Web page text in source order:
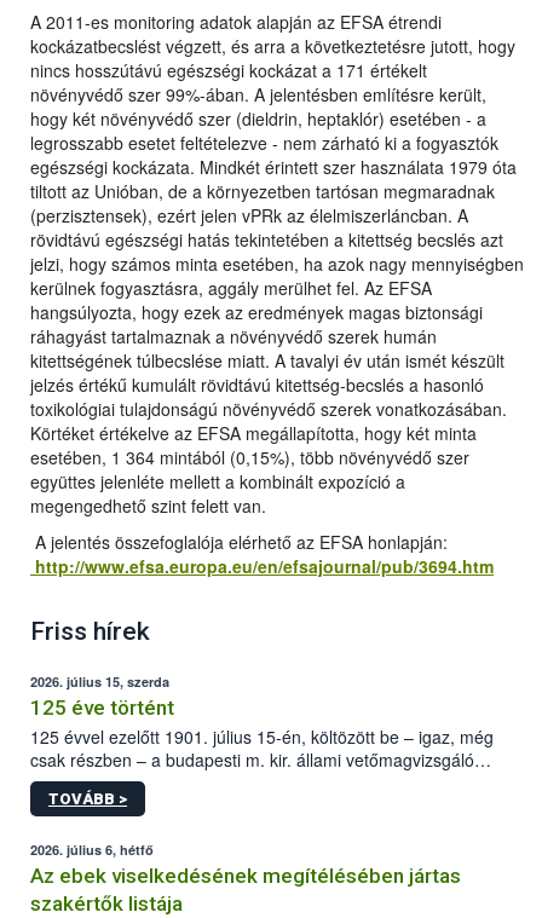
A 2011-es monitoring adatok alapján az EFSA étrendi
kockázatbecslést végzett, és arra a következtetésre jutott, hogy
nincs hosszútávú egészségi kockázat a 171 értékelt
növényvédő szer 99%-ában. A jelentésben említésre került,
hogy két növényvédő szer (dieldrin, heptaklór) esetében - a
legrosszabb esetet feltételezve - nem zárható ki a fogyasztók
egészségi kockázata. Mindkét érintett szer használata 1979 óta
tiltott az Unióban, de a környezetben tartósan megmaradnak
(perzisztensek), ezért jelen vPRk az élelmiszerláncban. A
rövidtávú egészségi hatás tekintetében a kitettség becslés azt
jelzi, hogy számos minta esetében, ha azok nagy mennyiségben
kerülnek fogyasztásra, aggály merülhet fel. Az EFSA
hangsúlyozta, hogy ezek az eredmények magas biztonsági
ráhagyást tartalmaznak a növényvédő szerek humán
kitettségének túlbecslése miatt. A tavalyi év után ismét készült
jelzés értékű kumulált rövidtávú kitettség-becslés a hasonló
toxikológiai tulajdonságú növényvédő szerek vonatkozásában.
Körtéket értékelve az EFSA megállapította, hogy két minta
esetében, 1 364 mintából (0,15%), több növényvédő szer
együttes jelenléte mellett a kombinált expozíció a
megengedhető szint felett van.
A jelentés összefoglalója elérhető az EFSA honlapján:
http://www.efsa.europa.eu/en/efsajournal/pub/3694.htm
Friss hírek
2026. július 15, szerda
125 éve történt
125 évvel ezelőtt 1901. július 15-én, költözött be – igaz, még
csak részben – a budapesti m. kir. állami vetőmagvizsgáló
állomás a Kis Rókus utca 15. szám alatti, Czigler Győző által
tervezett új épületébe.
TOVÁBB >
2026. július 6, hétfő
Az ebek viselkedésének megítélésében jártas
szakértők listája